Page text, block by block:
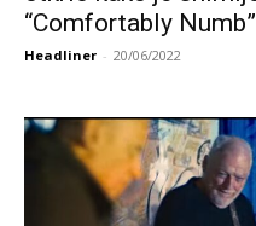
“Comfortably Numb”
Headliner - 20/06/2022